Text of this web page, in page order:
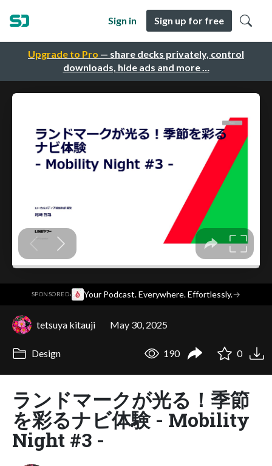
Upgrade to Pro — share decks privately, control
downloads, hide ads and more …
Sign in Sign up for free
SPONSORED· Your Podcast. Everywhere. Effortlessly.→
tetsuya kitauji May 30, 2025
Design 190 0
ランドマークが光る！季節
を彩るナビ体験 - Mobility
Night #3 -